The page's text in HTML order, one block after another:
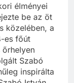
élményei
be az öt
közelében, a
es főút
őrhelyen
Szabó
inspirálta